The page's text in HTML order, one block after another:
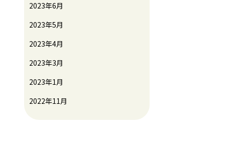
2023年6月
2023年5月
2023年4月
2023年3月
2023年1月
2022年11月